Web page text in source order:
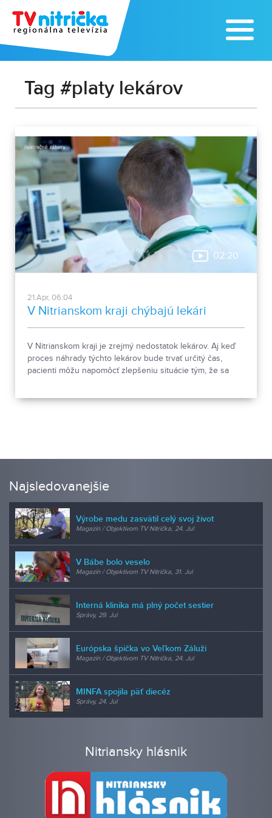
Tag #platy lekárov
02:20
21.Apr, 06:04
V Nitrianskom kraji chýbajú lekári
V Nitrianskom kraji je zrejmý nedostatok lekárov. Aj keď
proces náhrady týchto lekárov bude trvať určitý čas,
pacienti môžu napomôcť zlepšeniu situácie tým, že sa
Najsledovanejšie
Výrobe medu zasvätil celý svoj život
Magazín / Objektívom TV Nitrička, 24. Jul
V Bábe bolo veselo
Magazín / Objektívom TV Nitrička, 31. Jul
Interná klinika má plný počet sestier
Správy, 29. Jul
Európska špička vo Veľkom Záluží
Magazín / Objektívom TV Nitrička, 24. Jul
MINFA spojila päť diecéz
Správy, 24. Jul
Nitriansky hlásnik